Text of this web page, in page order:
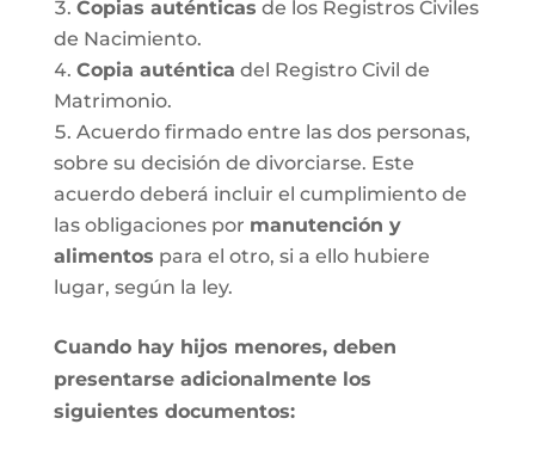
Copias auténticas de los Registros Civiles
de Nacimiento.
Copia auténtica del Registro Civil de
Matrimonio.
Acuerdo firmado entre las dos personas,
sobre su decisión de divorciarse. Este
acuerdo deberá incluir el cumplimiento de
las obligaciones por manutención y
alimentos para el otro, si a ello hubiere
lugar, según la ley.
Cuando hay hijos menores, deben
presentarse adicionalmente los
siguientes documentos: